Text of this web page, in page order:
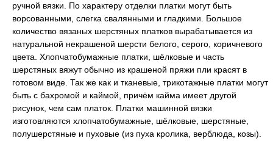
ручной вязки. По характеру отделки платки могут быть
ворсованными, слегка свалянными и гладкими. Большое
количество вязаных шерстяных платков вырабатывается из
натуральной некрашеной шерсти белого, серого, коричневого
цвета. Хлопчатобумажные платки, шёлковые и часть
шерстяных вяжут обычно из крашеной пряжи пли красят в
готовом виде. Так же как и тканевые, трикотажные платки могут
быть с бахромой и каймой, причём кайма имеет другой
рисунок, чем сам платок. Платки машинной вязки
изготовляются хлопчатобумажные, шёлковые, шерстяные,
полушерстяные и пуховые (из пуха кролика, верблюда, козы).